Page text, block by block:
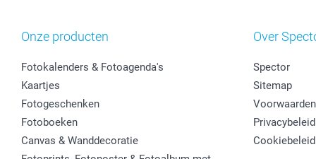
Onze producten
Fotokalenders & Fotoagenda's
Kaartjes
Fotogeschenken
Fotoboeken
Canvas & Wanddecoratie
Over
Spector
Sitemap
Voorwaarden
Privacybeleid
Cookiebeleid